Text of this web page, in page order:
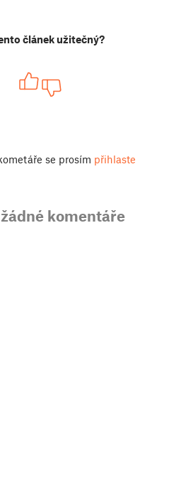
článek užitečný?
se prosím přihlaste
komentáře